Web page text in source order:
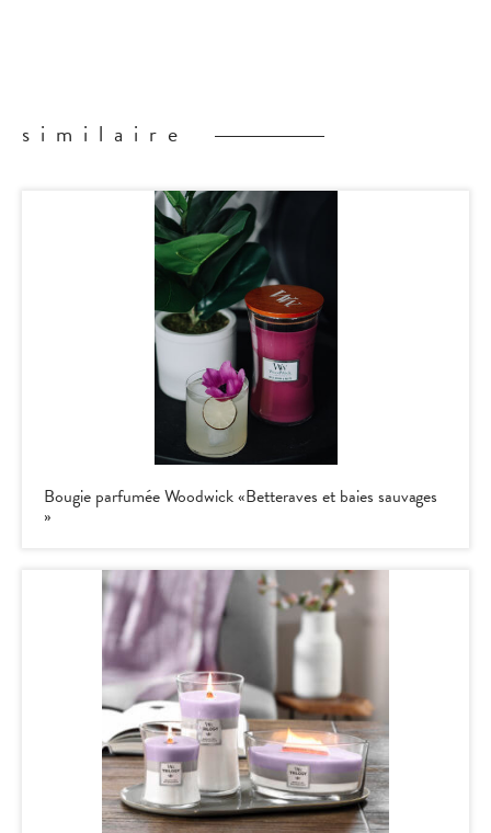
similaire
Bougie parfumée Woodwick «Betteraves et baies sauvages
»